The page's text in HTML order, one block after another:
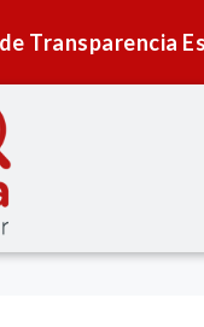
Transparencia